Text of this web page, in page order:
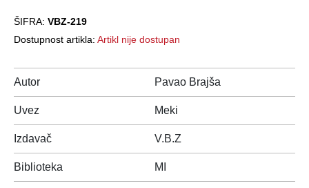
ŠIFRA: VBZ-219
Dostupnost artikla: Artikl nije dostupan
Autor Pavao Brajša
Uvez Meki
Izdavač V.B.Z
Biblioteka MI